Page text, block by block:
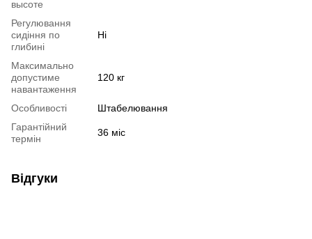
высоте
Регулювання
сидіння по
глибині
Ні
Максимально
допустиме
навантаження
120 кг
Особливості
Штабелювання
Гарантійний
термін
36 міс
Відгуки